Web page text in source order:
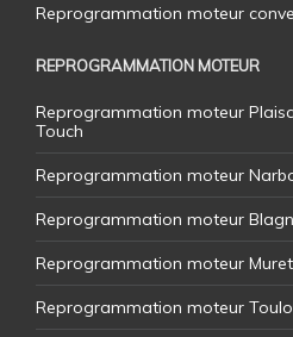
REPROGRAMMATION MOTEUR
Reprogrammation moteur
Touch
Reprogrammation moteur
Reprogrammation moteur
Reprogrammation moteur Muret
Reprogrammation moteur
Reprogrammation moteur